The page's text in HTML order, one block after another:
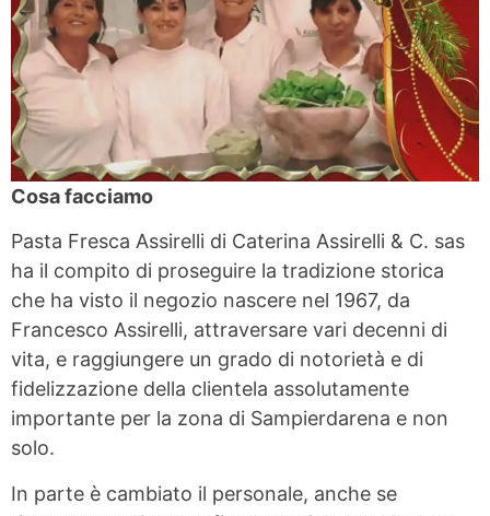
Cosa facciamo
Pasta Fresca Assirelli di Caterina Assirelli & C. sas
ha il compito di proseguire la tradizione storica
che ha visto il negozio nascere nel 1967, da
Francesco Assirelli, attraversare vari decenni di
vita, e raggiungere un grado di notorietà e di
fidelizzazione della clientela assolutamente
importante per la zona di Sampierdarena e non
solo.
In parte è cambiato il personale, anche se